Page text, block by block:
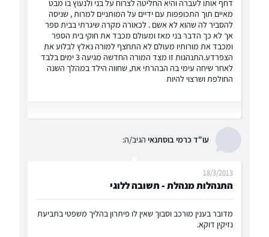
דחף אותו לעברה והיא החליטה לצרוח על בני ולנעוץ בו מבט
מאיים תוך התכופפות עם ידיים על המותניים למרות , שניסה
להסביר לה שהוא לא אשם . לכאורה מקרה שיגרתי בבית ספר
אך לא כך הדבר בני מאז ומעולם מכבד את חוקי בית הספר
ומכבד את מורותיו מעולם לא התחצף למורה נאלץ לבלוע את
הצפרדע.התנהגות זו מצד המורה החדשה מגיעה 3 ימים בלבד
לאחר שיחה עימי בה הבהרתי את, שחווה הילד במהלך השנה
החולפת ושרצוי להיות
עו"ד כרמי בוסתנאי הגיב/ה:
התנהלות מנהלת - תשובה ללוגי
18/3/2013
מדובר בענין מורכב וסבוך שאין לו פיתרון בהליך משפטי בתביעת
נזיקין דוקא.